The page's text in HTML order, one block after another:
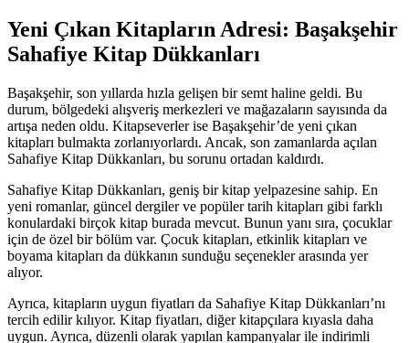
Yeni Çıkan Kitapların Adresi: Başakşehir
Sahafiye Kitap Dükkanları
Başakşehir, son yıllarda hızla gelişen bir semt haline geldi. Bu
durum, bölgedeki alışveriş merkezleri ve mağazaların sayısında da
artışa neden oldu. Kitapseverler ise Başakşehir’de yeni çıkan
kitapları bulmakta zorlanıyorlardı. Ancak, son zamanlarda açılan
Sahafiye Kitap Dükkanları, bu sorunu ortadan kaldırdı.
Sahafiye Kitap Dükkanları, geniş bir kitap yelpazesine sahip. En
yeni romanlar, güncel dergiler ve popüler tarih kitapları gibi farklı
konulardaki birçok kitap burada mevcut. Bunun yanı sıra, çocuklar
için de özel bir bölüm var. Çocuk kitapları, etkinlik kitapları ve
boyama kitapları da dükkanın sunduğu seçenekler arasında yer
alıyor.
Ayrıca, kitapların uygun fiyatları da Sahafiye Kitap Dükkanları’nı
tercih edilir kılıyor. Kitap fiyatları, diğer kitapçılara kıyasla daha
uygun. Ayrıca, düzenli olarak yapılan kampanyalar ile indirimli